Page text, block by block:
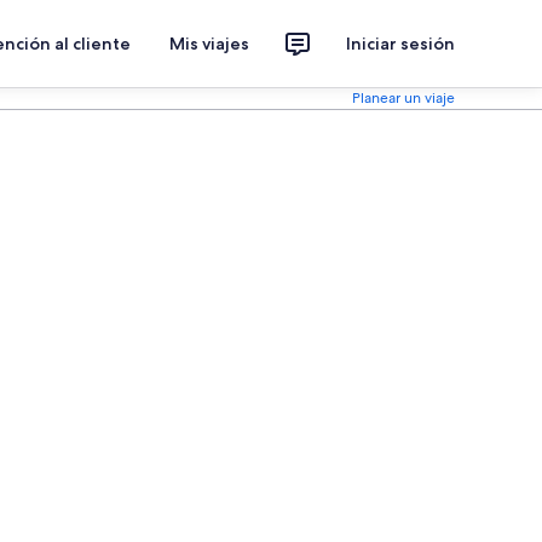
al cliente Mis viajes Iniciar sesión
Planear un viaje